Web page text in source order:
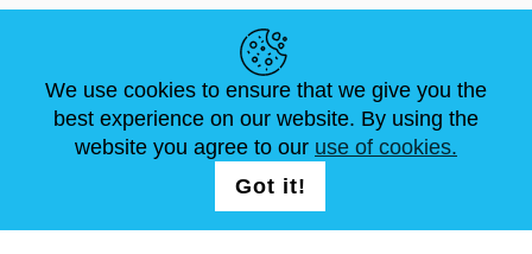
NOVEDADES
ARTÍCULOS
ABOUT US
FAQ
TAMAÑOS ESTÁNDAR
CONTÁCTANOS
We use cookies to ensure that we give you the
best experience on our website. By using the
website you agree to our use of cookies.
Got it!